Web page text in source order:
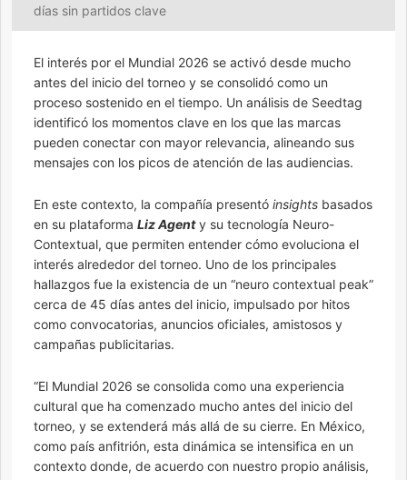
días sin partidos clave
El interés por el Mundial 2026 se activó desde mucho
antes del inicio del torneo y se consolidó como un
proceso sostenido en el tiempo. Un análisis de Seedtag
identificó los momentos clave en los que las marcas
pueden conectar con mayor relevancia, alineando sus
mensajes con los picos de atención de las audiencias.
En este contexto, la compañía presentó insights basados
en su plataforma Liz Agenty su tecnología Neuro-
Contextual, que permiten entender cómo evoluciona el
interés alrededor del torneo. Uno de los principales
hallazgos fue la existencia de un “neuro contextual peak”
cerca de 45 días antes del inicio, impulsado por hitos
como convocatorias, anuncios oficiales, amistosos y
campañas publicitarias.
“El Mundial 2026 se consolida como una experiencia
cultural que ha comenzado mucho antes del inicio del
torneo, y se extenderá más allá de su cierre. En México,
como país anfitrión, esta dinámica se intensifica en un
contexto donde, de acuerdo con nuestro propio análisis,